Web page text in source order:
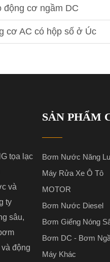
động cơ ngầm DC
cơ AC có hộp số ở Úc
tọa lạc
và
ty
sâu,
động
SẢN PHẨM
Bơm Nước Năng
Máy Rửa Xe Ô Tô
MOTOR
Bơm Nước Diesel
Bơm Giếng Nóng
Bơm DC - Bơm
Máy Khác